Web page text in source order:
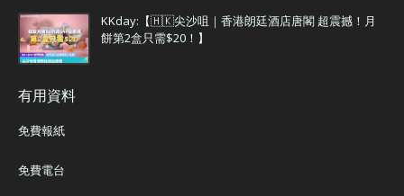
KKday:【🇭🇰尖沙咀｜香港朗廷酒店唐閣 超震撼！月
餅第2盒只需$20！】
有用資料
免費報紙
免費電台